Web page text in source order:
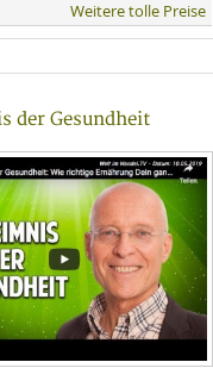
Weitere tolle Preise
der Gesundheit